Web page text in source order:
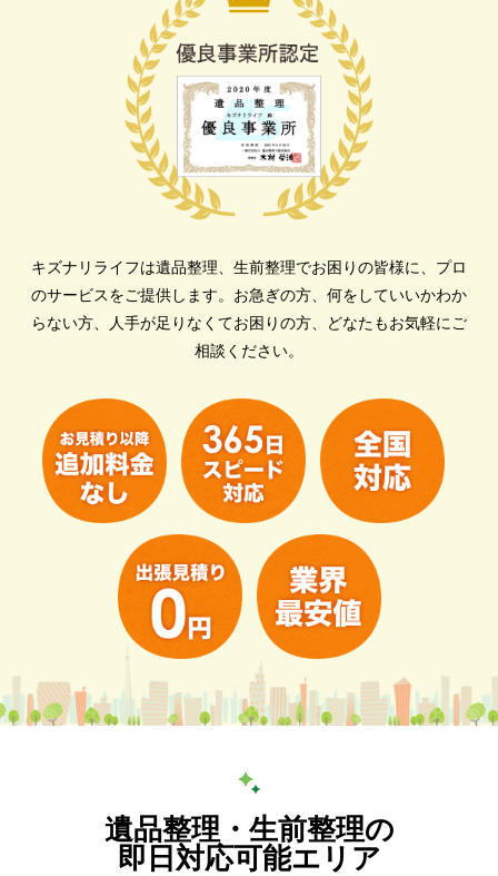
キズナリライフは遺品整理、生前整理でお困りの皆様に、プロ
のサービスをご提供します。 お急ぎの方、何をしていいかわか
らない方、人手が足りなくてお困りの方、どなたもお気軽にご
相談ください。
遺品整理・生前整理の
即日対応可能エリア